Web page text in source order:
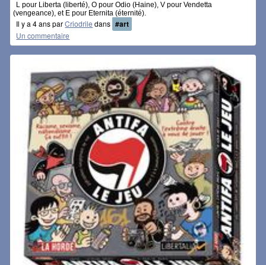
L pour Liberta (liberté), O pour Odio (Haine), V pour Vendetta
(vengeance), et E pour Eternita (éternité).
Il y a 4 ans parCriodrile dans #art
Un commentaire